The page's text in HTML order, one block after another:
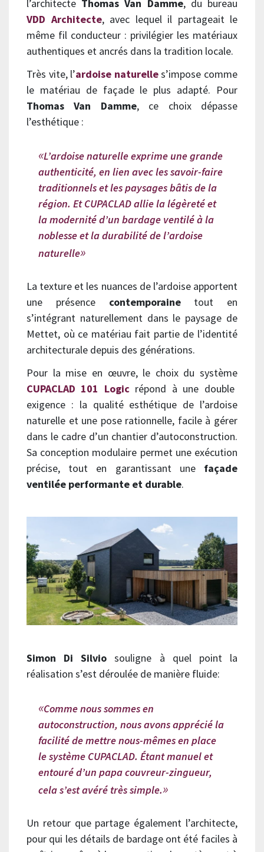
l’architecte Thomas Van Damme, du bureau
VDD Architecte, avec lequel il partageait le
même fil conducteur : privilégier les matériaux
authentiques et ancrés dans la tradition locale.
Très vite, l’ardoise naturelles’impose comme
le matériau de façade le plus adapté. Pour
Thomas Van Damme, ce choix dépasse
l’esthétique :
L’ardoise naturelle exprime une grande
authenticité, en lien avec les savoir-faire
traditionnels et les paysages bâtis de la
région. Et CUPACLAD allie la légèreté et
la modernité d’un bardage ventilé à la
noblesse et la durabilité de l’ardoise
naturelle
La texture et les nuances de l’ardoise apportent
une présence contemporainetout en
s’intégrant naturellement dans le paysage de
Mettet, où ce matériau fait partie de l’identité
architecturale depuis des générations.
Pour la mise en œuvre, le choix du système
CUPACLAD 101 Logicrépond à une double
exigence : la qualité esthétique de l’ardoise
naturelle et une pose rationnelle, facile à gérer
dans le cadre d’un chantier d’autoconstruction.
Sa conception modulaire permet une exécution
précise, tout en garantissant une façade
ventilée performante et durable.
Simon Di Silvio souligne à quel point la
réalisation s’est déroulée de manière fluide:
Comme nous sommes en
autoconstruction, nous avons apprécié la
facilité de mettre nous-mêmes en place
le système CUPACLAD. Étant manuel et
entouré d’un papa couvreur-zingueur,
cela s’est avéré très simple.
Un retour que partage également l’architecte,
pour qui les détails de bardage ont été faciles à